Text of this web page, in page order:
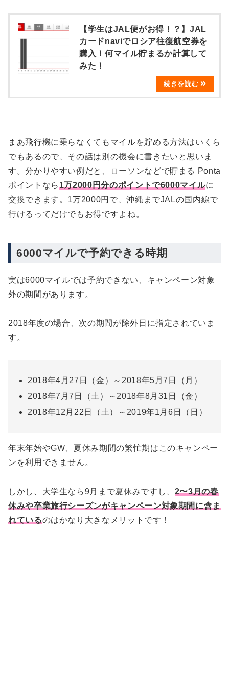
【学生はJAL便がお得！？】JAL
カードnaviでロシア往復航空券を
購入！何マイル貯まるか計算して
みた！
まあ飛行機に乗らなくてもマイルを貯める方法はいくら
でもあるので、その話は別の機会に書きたいと思いま
す。分かりやすい例だと、ローソンなどで貯まる Ponta
ポイントなら1万2000円分のポイントで6000マイルに
交換できます。1万2000円で、沖縄までJALの国内線で
行けるってだけでもお得ですよね。
6000マイルで予約できる時期
実は6000マイルでは予約できない、キャンペーン対象
外の期間があります。
2018年度の場合、次の期間が除外日に指定されていま
す。
2018年4月27日（金）～2018年5月7日（月）
2018年7月7日（土）～2018年8月31日（金）
2018年12月22日（土）～2019年1月6日（日）
年末年始やGW、夏休み期間の繁忙期はこのキャンペー
ンを利用できません。
しかし、大学生なら9月まで夏休みですし、 2〜3月の春
休みや卒業旅行シーズンがキャンペーン対象期間に含ま
れているのはかなり大きなメリットです！